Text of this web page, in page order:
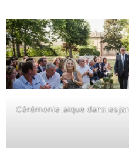
Cérémonie laïque dans les